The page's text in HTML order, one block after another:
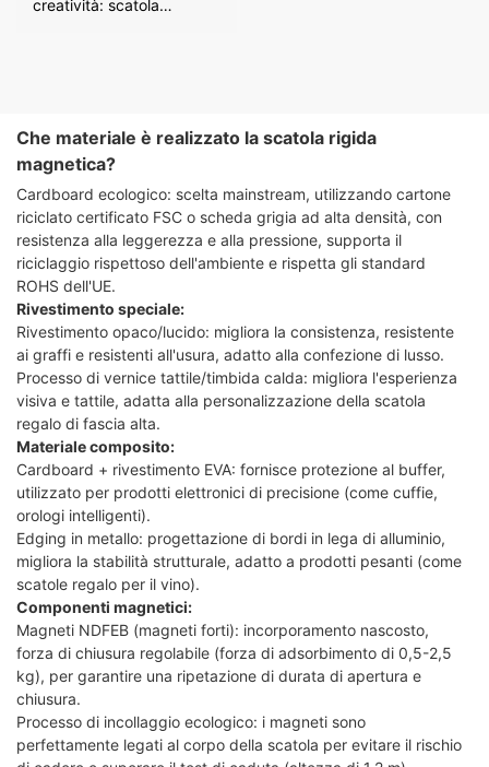
creatività: scatola
Che materiale è realizzato la scatola rigida
magnetica?
Cardboard ecologico: scelta mainstream, utilizzando cartone
riciclato certificato FSC o scheda grigia ad alta densità, con
resistenza alla leggerezza e alla pressione, supporta il
riciclaggio rispettoso dell'ambiente e rispetta gli standard
ROHS dell'UE.
Rivestimento speciale:
Rivestimento opaco/lucido: migliora la consistenza, resistente
ai graffi e resistenti all'usura, adatto alla confezione di lusso.
Processo di vernice tattile/timbida calda: migliora l'esperienza
visiva e tattile, adatta alla personalizzazione della scatola
regalo di fascia alta.
Materiale composito:
Cardboard + rivestimento EVA: fornisce protezione al buffer,
utilizzato per prodotti elettronici di precisione (come cuffie,
orologi intelligenti).
Edging in metallo: progettazione di bordi in lega di alluminio,
migliora la stabilità strutturale, adatto a prodotti pesanti (come
scatole regalo per il vino).
Componenti magnetici:
Magneti NDFEB (magneti forti): incorporamento nascosto,
forza di chiusura regolabile (forza di adsorbimento di 0,5-2,5
kg), per garantire una ripetazione di durata di apertura e
chiusura.
Processo di incollaggio ecologico: i magneti sono
perfettamente legati al corpo della scatola per evitare il rischio